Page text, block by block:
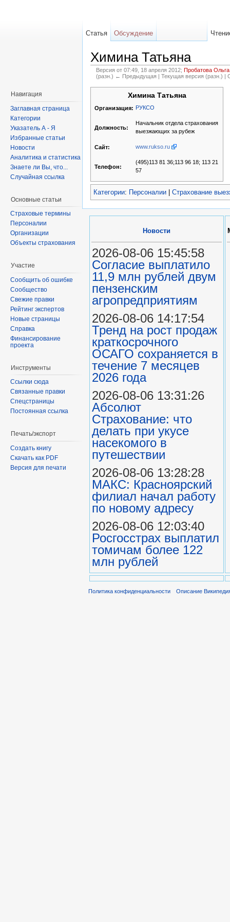
Химина Татьяна
Версия от 07:49, 18 апреля 2012; Пробатова Ольга
(разн.) ← Предыдущая | Текущая версия (разн.)
Химина Татьяна
Организация: РУКСО
Должность:
Начальник отдела страхования
выезжающих за рубеж
Сайт: www.rukso.ru
Телефон:
(495)113 81 36;113 96 18; 113 21
57
Категории: Персоналии Страхование
Статья Обсуждение
Навигация
Заглавная страница
Категории
Указатель А - Я
Избранные статьи
Новости
Аналитика и статистика
Знаете ли Вы, что...
Случайная ссылка
Основные статьи
Страховые термины
Персоналии
Организации
Объекты страхования
Участие
Сообщить об ошибке
Сообщество
Свежие правки
Рейтинг экспертов
Новые страницы
Справка
Финансирование
проекта
Инструменты
Ссылки сюда
Связанные правки
Спецстраницы
Постоянная ссылка
Печать/экспорт
Создать книгу
Скачать как PDF
Версия для печати
Новости
2026-08-06 15:45:58
Согласие выплатило
11,9 млн рублей двум
пензенским
агропредприятиям
2026-08-06 14:17:54
Тренд на рост продаж
краткосрочного
ОСАГО сохраняется в
течение 7 месяцев
2026 года
2026-08-06 13:31:26
Абсолют
Страхование: что
делать при укусе
насекомого в
путешествии
2026-08-06 13:28:28
МАКС: Красноярский
филиал начал работу
по новому адресу
2026-08-06 12:03:40
Росгосстрах выплатил
томичам более 122
млн рублей
Политика конфиденциальности Описание